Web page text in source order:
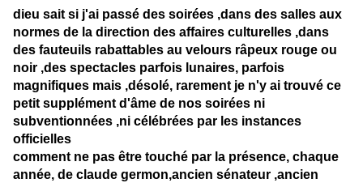
dieu sait si j'ai passé des soirées ,dans des salles aux
normes de la direction des affaires culturelles ,dans
des fauteuils rabattables au velours râpeux rouge ou
noir ,des spectacles parfois lunaires, parfois
magnifiques mais ,désolé, rarement je n'y ai trouvé ce
petit supplément d'âme de nos soirées ni
subventionnées ,ni célébrées par les instances
officielles
comment ne pas être touché par la présence, chaque
année, de claude germon,ancien sénateur ,ancien